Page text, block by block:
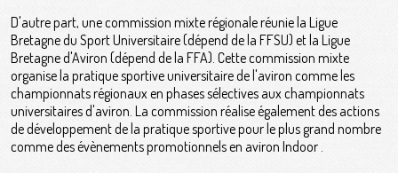
D'autre part, une commission mixte régionale réunie la Ligue
Bretagne du Sport Universitaire (dépend de la FFSU) et la Ligue
Bretagne d'Aviron (dépend de la FFA). Cette commission mixte
organise la pratique sportive universitaire de l'aviron comme les
championnats régionaux en phases sélectives aux championnats
universitaires d'aviron. La commission réalise également des actions
de développement de la pratique sportive pour le plus grand nombre
comme des évènements promotionnels en aviron Indoor .